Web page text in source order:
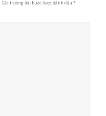
Các trường bắt buộc được đánh dấu*